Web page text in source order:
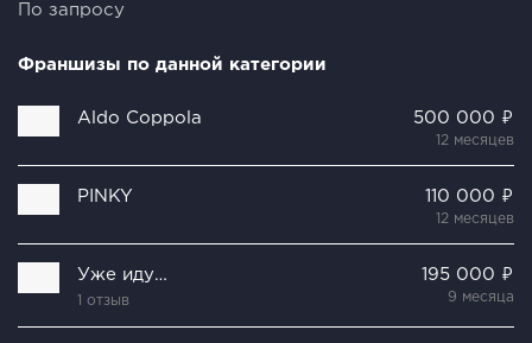
По запросу
Франшизы по данной категории
Aldo Coppola 500 000 ₽
12 месяцев
PINKY 110 000 ₽
12 месяцев
Уже иду…
1 отзыв
195 000 ₽
9 месяца